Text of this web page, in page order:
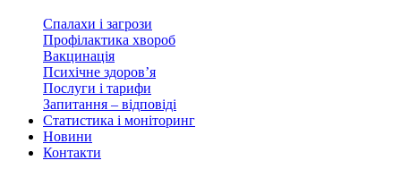
Спалахи і загрози
Профілактика хвороб
Вакцинація
Психічне здоров’я
Послуги і тарифи
Запитання – відповіді
Статистика і моніторинг
Новини
Контакти